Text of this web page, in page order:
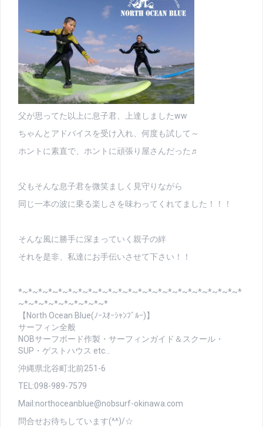
父が思ってた以上に息子君、上達しましたww
ちゃんとアドバイスを受け入れ、何度も試して～
ホントに素直で、ホントに頑張り屋さんだった♬
父もそんな息子君を微笑ましく見守りながら
同じ一本の波に乗る楽しさを味わってくれてました！！！
そんな風に勝手に深まっていく親子の絆
それを是非、私達にお手伝いさせて下さい！！
*~*~*~*~*~*~*~*~*~*~*~*~*~*~*~*~*~*~*~*~*~*~*
~*~*~*~*~*~*~*~*~*
【North Ocean Blue(ﾉｰｽｵｰｼｬﾝﾌﾞﾙｰ)】
サーフィン全般
NOBサーフボード作製・サーフィンガイド＆スクール・
SUP・ゲストハウス etc…
沖縄県北谷町北前251-6
TEL:098-989-7579
Mail:northoceanblue@nobsurf-okinawa.com
問合せお待ちしています(^^)/☆